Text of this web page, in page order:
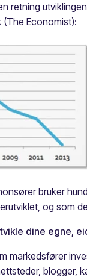
retning
(The Economist):
bruker
og som
dine egne,
markedsfører
blogger,